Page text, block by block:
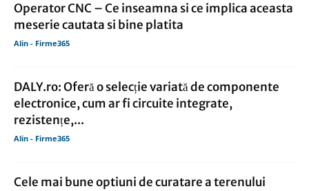
Operator CNC – Ce inseamna si ce implica aceasta
meserie cautata si bine platita
Alin - Firme365
DALY.ro: Oferă o selecție variată de componente
electronice, cum ar fi circuite integrate,
rezistențe,...
Alin - Firme365
Cele mai bune optiuni de curatare a terenului